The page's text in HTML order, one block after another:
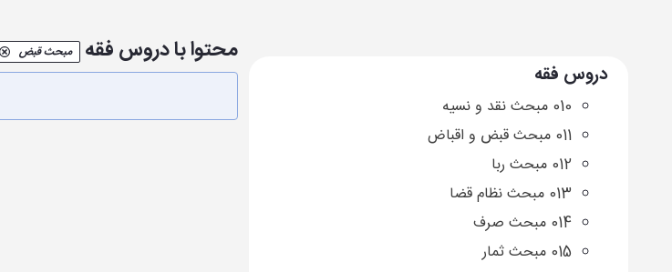
دروس فقه
010 مبحث نقد و نسیه
011 مبحث قبض و اقباض
012 مبحث ربا
013 مبحث نظام قضا
014 مبحث صرف
015 مبحث ثمار
محتوا با دروس فقه مبحث قبض